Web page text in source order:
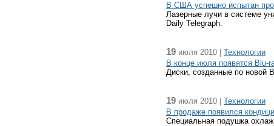
В США успешно испытан
Лазерные лучи в системе
Daily Telegraph.
19 июля 2010 | Технологии
В конце июля появятся Blu-
Диски, созданные по новой
19 июля 2010 | Технологии
В продаже появился
Специальная подушка